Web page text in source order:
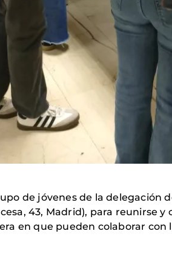
de jóvenes de la
43, Madrid), para reunirse
en que pueden colaborar con